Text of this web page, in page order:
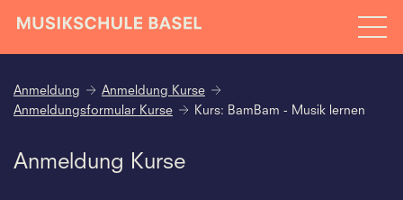
Anmeldung
Anmeldung Kurse
Anmeldungsformular Kurse
Kurs: BamBam - Musik lernen
Anmeldung Kurse